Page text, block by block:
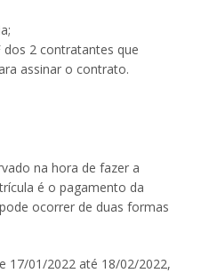
dos 2 contratantes que
assinar o contrato.
na hora de fazer a
é o pagamento da
ocorrer de duas formas
17/01/2022 até 18/02/2022,